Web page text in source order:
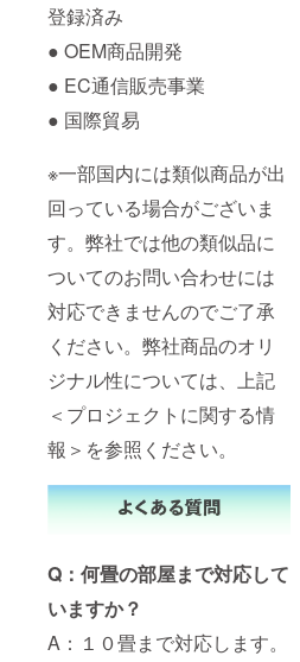
登録済み
● OEM商品開発
● EC通信販売事業
● 国際貿易
※一部国内には類似商品が出
回っている場合がございま
す。弊社では他の類似品に
ついてのお問い合わせには
対応できませんのでご了承
ください。弊社商品のオリ
ジナル性については、上記
＜プロジェクトに関する情
報＞を参照ください。
Q：何畳の部屋まで対応して
いますか？
A：１０畳まで対応します。